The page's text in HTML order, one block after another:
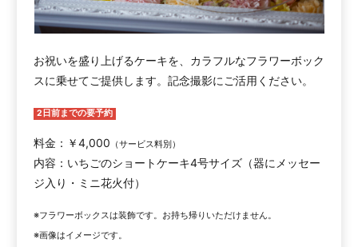
お祝いを盛り上げるケーキを、カラフルなフラワーボック
スに乗せてご提供します。記念撮影にご活用ください。
2日前までの要予約
料金：￥4,000 （サービス料別）
内容：いちごのショートケーキ4号サイズ（器にメッセー
ジ入り・ミニ花火付）
※フラワーボックスは装飾です。お持ち帰りいただけません。
※画像はイメージです。